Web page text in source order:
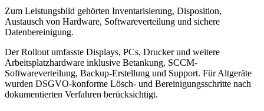
Zum Leistungsbild gehörten Inventarisierung, Disposition,
Austausch von Hardware, Softwareverteilung und sichere
Datenbereinigung.
Der Rollout umfasste Displays, PCs, Drucker und weitere
Arbeitsplatzhardware inklusive Betankung, SCCM-
Softwareverteilung, Backup-Erstellung und Support. Für Altgeräte
wurden DSGVO-konforme Lösch- und Bereinigungsschritte nach
dokumentierten Verfahren berücksichtigt.